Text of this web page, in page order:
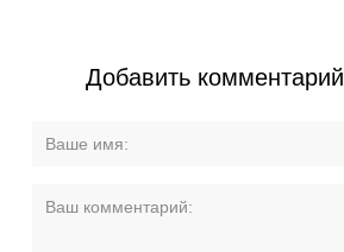
Добавить комментарий